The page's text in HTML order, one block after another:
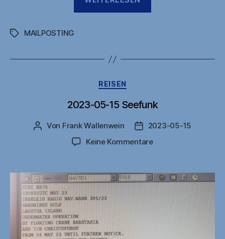
Schlagwörter
MAILPOSTING
Kategorien
REISEN
2023-05-15 Seefunk
Beitragsautor
Von Frank Wallenwein
2023-05-15
Keine Kommentarezu
15
Seefunk